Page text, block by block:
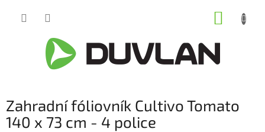
Zahradní fóliovník Cultivo Tomato
140 x 73 cm - 4 police